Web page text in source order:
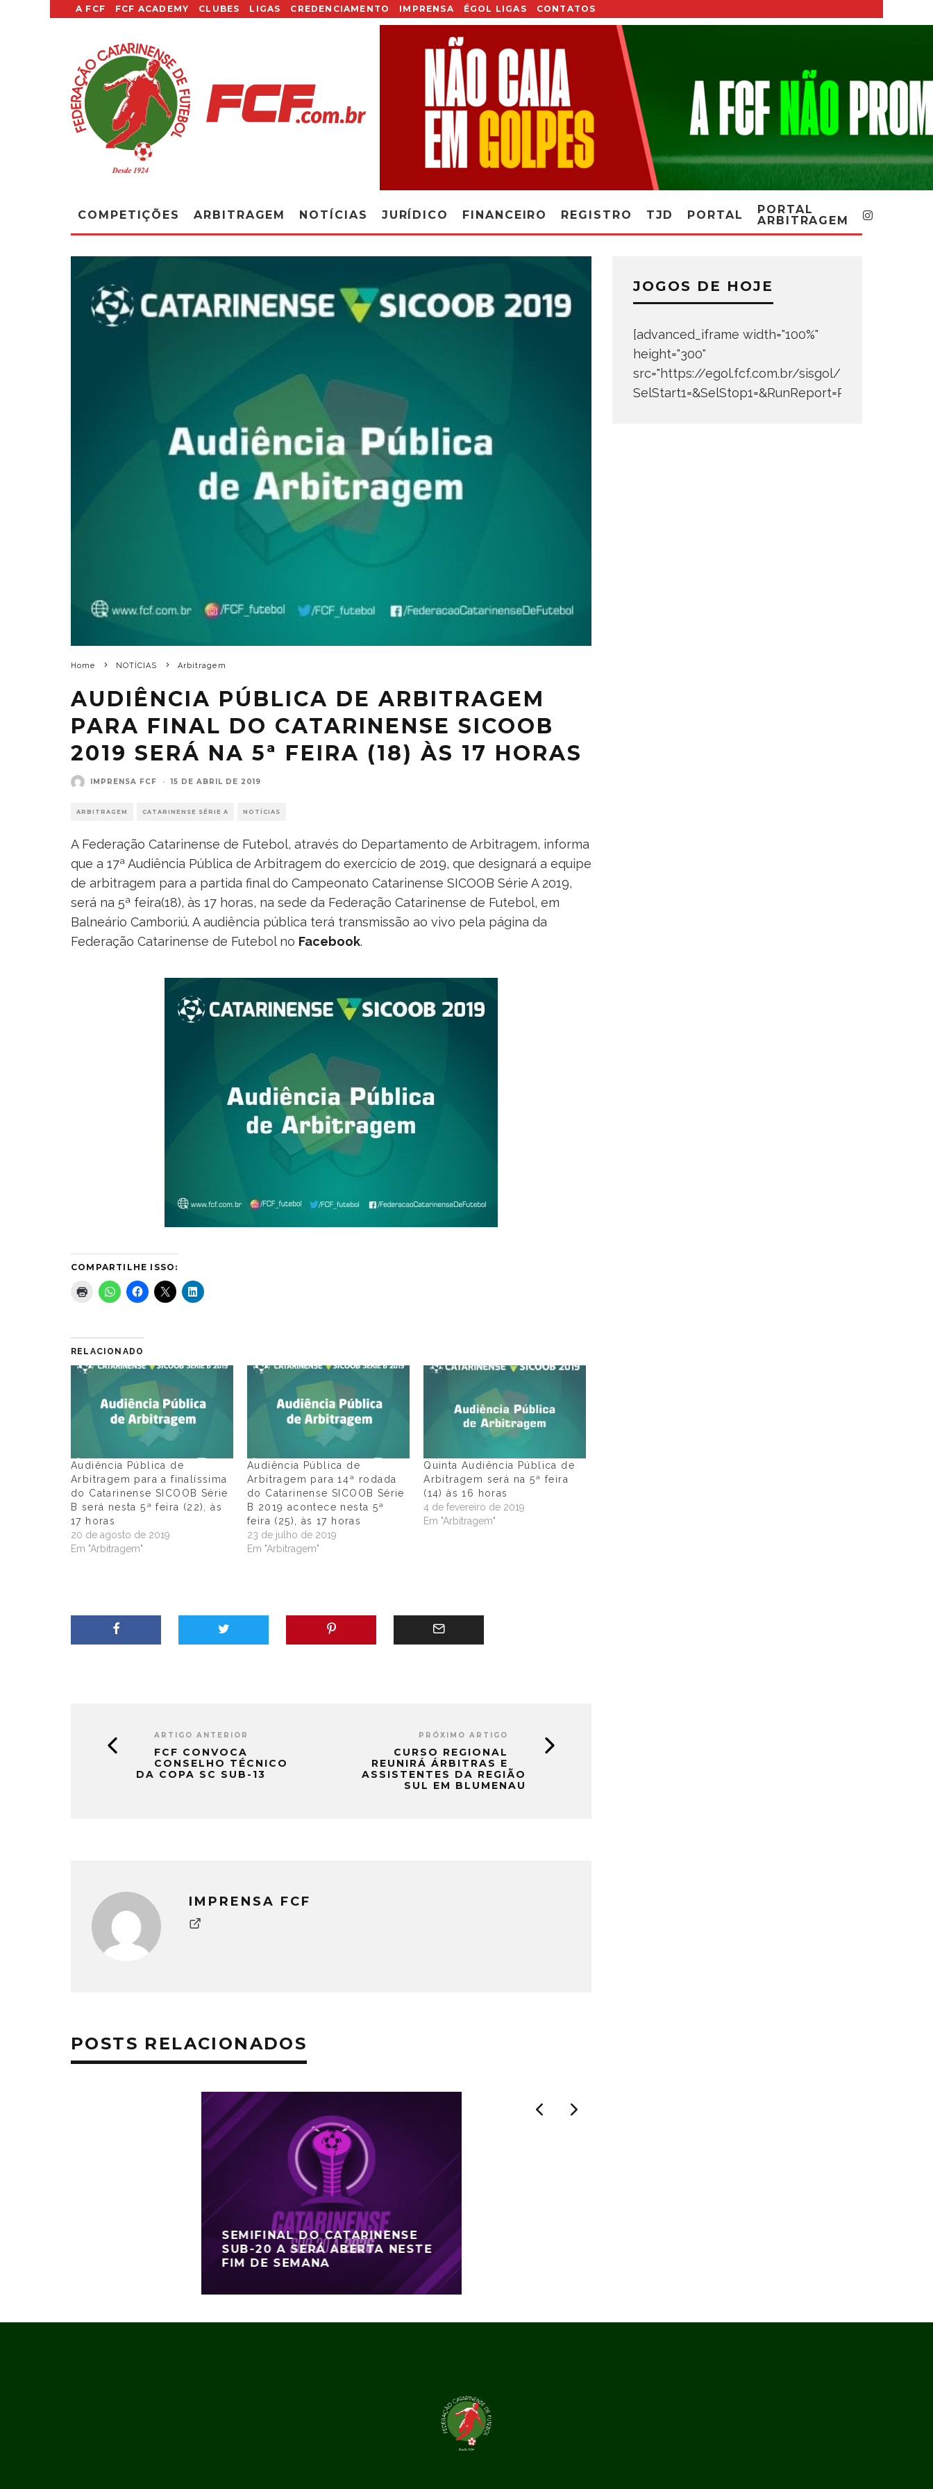
A FCF FCF ACADEMY CLUBES LIGAS CREDENCIAMENTO IMPRENSA ÉGOL LIGAS CONTATOS
COMPETIÇÕES ARBITRAGEM NOTÍCIAS JURÍDICO FINANCEIRO REGISTRO TJD PORTAL
PORTAL
ARBITRAGEM
Home NOTÍCIAS Arbitragem
AUDIÊNCIA PÚBLICA DE ARBITRAGEM
PARA FINAL DO CATARINENSE SICOOB
2019 SERÁ NA 5ª FEIRA (18) ÀS 17 HORAS
IMPRENSA FCF · 15 DE ABRIL DE 2019
ARBITRAGEM CATARINENSE SÉRIE A NOTÍCIAS
A Federação Catarinense de Futebol, através do Departamento de Arbitragem, informa
que a 17ª Audiência Pública de Arbitragem do exercício de 2019, que designará a equipe
de arbitragem para a partida final do Campeonato Catarinense SICOOB Série A 2019,
será na 5ª feira(18), às 17 horas, na sede da Federação Catarinense de Futebol, em
Balneário Camboriú. A audiência pública terá transmissão ao vivo pela página da
Federação Catarinense de Futebol no Facebook.
COMPARTILHE ISSO:
RELACIONADO
Audiência Pública de
Arbitragem para a finalíssima
do Catarinense SICOOB Série
B será nesta 5ª feira (22), às
17 horas
20 de agosto de 2019
Em "Arbitragem"
Audiência Pública de
Arbitragem para 14ª rodada
do Catarinense SICOOB Série
B 2019 acontece nesta 5ª
feira (25), às 17 horas
23 de julho de 2019
Em "Arbitragem"
Quinta Audiência Pública de
Arbitragem será na 5ª feira
(14) às 16 horas
4 de fevereiro de 2019
Em "Arbitragem"
ARTIGO ANTERIOR
FCF CONVOCA
CONSELHO TÉCNICO
DA COPA SC SUB-13
PRÓXIMO ARTIGO
CURSO REGIONAL
REUNIRÁ ÁRBITRAS E
ASSISTENTES DA REGIÃO
SUL EM BLUMENAU
IMPRENSA FCF
POSTS RELACIONADOS
SEMIFINAL DO CATARINENSE
SUB-20 A SERÁ ABERTA NESTE
FIM DE SEMANA
JOGOS DE HOJE
[advanced_iframe width="100%"
height="300"
src="https://egol.fcf.com.br/sisgol/
SelStart1=&SelStop1=&RunReport=Run+Report"]